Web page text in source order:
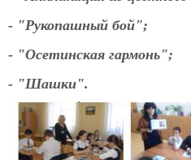
- "Рукопашный бой";
- "Осетинская гармонь";
- "Шашки".